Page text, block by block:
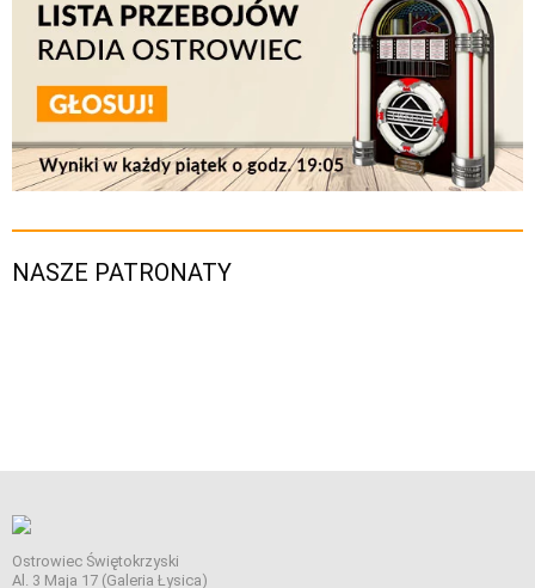
NASZE PATRONATY
Ostrowiec Świętokrzyski
Al. 3 Maja 17 (Galeria Łysica)